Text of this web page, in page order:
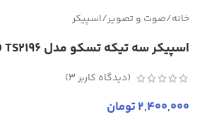
خانه/صوت و تصویر/اسپیکر
اسپیکر سه تیکه تسکو مدل TSCO TS2196
(دیدگاه کاربر3
)
2,400,000تومان